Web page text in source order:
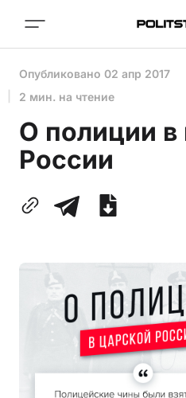
Опубликовано 02 апр 2017
2 мин. на чтение
О полиции в
России